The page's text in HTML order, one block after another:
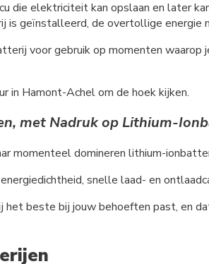
die elektriciteit kan opslaan en later
is geïnstalleerd, de overtollige energie
voor gebruik op momenten
in Hamont-Achel om de hoek kijken.
met Nadruk op Lithium-
momenteel domineren lithium-
snelle laad- en
beste bij jouw behoeften past, en